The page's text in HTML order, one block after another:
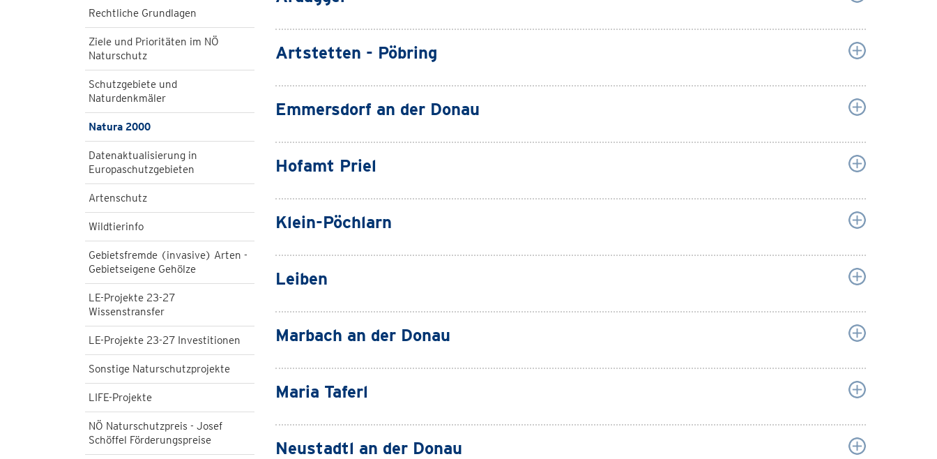
Rechtliche Grundlagen
Ziele und Prioritäten im NÖ
Naturschutz
Schutzgebiete und
Naturdenkmäler
Natura 2000
Datenaktualisierung in
Europaschutzgebieten
Artenschutz
Wildtierinfo
Gebietsfremde (invasive) Arten -
Gebietseigene Gehölze
LE-Projekte 23-27
Wissenstransfer
LE-Projekte 23-27 Investitionen
Sonstige Naturschutzprojekte
LIFE-Projekte
NÖ Naturschutzpreis - Josef
Schöffel Förderungspreise
Artstetten - Pöbring
Emmersdorf an der Donau
Hofamt Priel
Klein-Pöchlarn
Leiben
Marbach an der Donau
Maria Taferl
Neustadtl an der Donau